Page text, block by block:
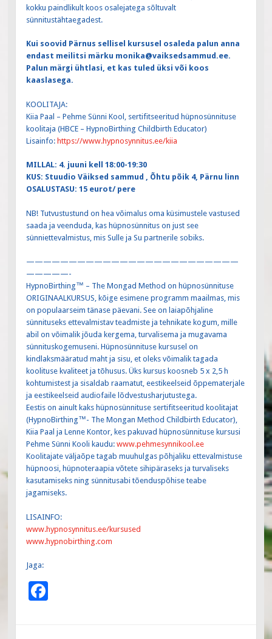
kokku paindlikult koos osalejatega sõltuvalt
sünnitustähtaegadest.
Kui soovid Pärnus sellisel kursusel osaleda palun anna
endast meilitsi märku monika@vaiksedsammud.ee.
Palun märgi ühtlasi, et kas tuled üksi või koos
kaaslasega.
KOOLITAJA:
Kiia Paal – Pehme Sünni Kool, sertifitseeritud hüpnosünnituse
koolitaja (HBCE – HypnoBirthing Childbirth Educator)
Lisainfo:https://www.hypnosynnitus.ee/kiia
MILLAL: 4. juuni kell 18:00-19:30
KUS: Stuudio Väiksed sammud , Õhtu põik 4, Pärnu linn
OSALUSTASU: 15 eurot/ pere
NB! Tutvustustund on hea võimalus oma küsimustele vastused
saada ja veenduda, kas hüpnosünnitus on just see
sünniettevalmistus, mis Sulle ja Su partnerile sobiks.
—————————————————————————
—————-
HypnoBirthing™ – The Mongad Method on hüpnosünnituse
ORIGINAALKURSUS, kõige esimene programm maailmas, mis
on populaarseim tänase päevani. See on laiapõhjaline
sünnituseks ettevalmistav teadmiste ja tehnikate kogum, mille
abil on võimalik jõuda kergema, turvalisema ja mugavama
sünnituskogemuseni. Hüpnosünnituse kursusel on
kindlaksmääratud maht ja sisu, et oleks võimalik tagada
koolituse kvaliteet ja tõhusus. Üks kursus koosneb 5 x 2,5 h
kohtumistest ja sisaldab raamatut, eestikeelseid õppematerjale
ja eestikeelseid audiofaile lõdvestusharjutustega.
Eestis on ainult kaks hüpnosünnituse sertifitseeritud koolitajat
(HypnoBirthing™- The Mongan Method Childbirth Educator),
Kiia Paal ja Lenne Kontor, kes pakuvad hüpnosünnituse kursusi
Pehme Sünni Kooli kaudu:www.pehmesynnikool.ee
Koolitajate väljaõpe tagab muuhulgas põhjaliku ettevalmistuse
hüpnoosi, hüpnoteraapia võtete sihipäraseks ja turvaliseks
kasutamiseks ning sünnitusabi tõenduspõhise teabe
jagamiseks.
LISAINFO:
www.hypnosynnitus.ee/kursused
www.hypnobirthing.com
Jaga: